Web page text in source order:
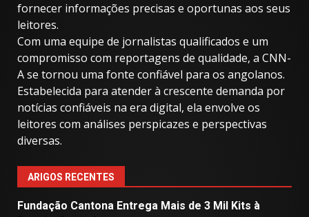
fornecer informações precisas e oportunas aos seus
leitores.
Com uma equipe de jornalistas qualificados e um
compromisso com reportagens de qualidade, a CNN-
A se tornou uma fonte confiável para os angolanos.
Estabelecida para atender à crescente demanda por
notícias confiáveis ​​na era digital, ela envolve os
leitores com análises perspicazes e perspectivas
diversas.
ARIGOS RECENTES
Fundação Cantona Entrega Mais de 3 Mil Kits à